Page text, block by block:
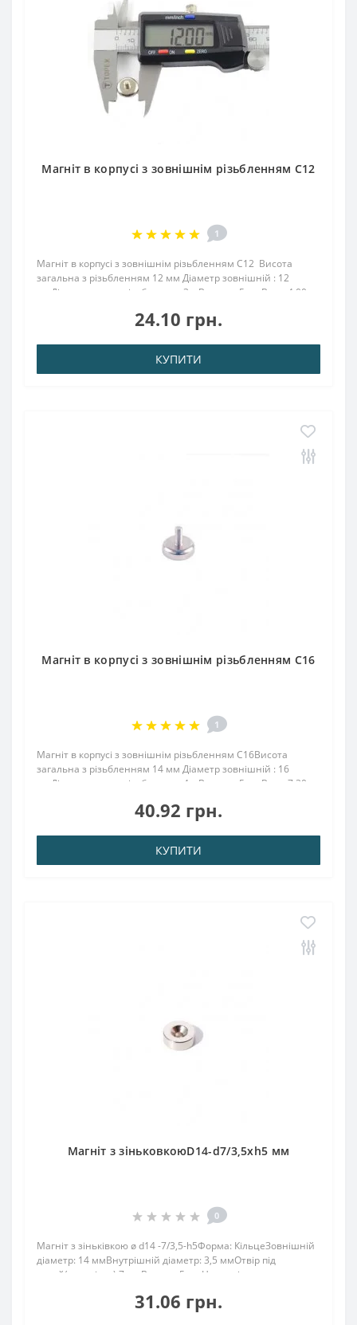
Магніт в корпусі з зовнішнім різьбленням С12
1
Магніт в корпусі з зовнішнім різьбленням С12 Висота
загальна з різьбленням 12 мм Діаметр зовнішній : 12
ммДіаметр внутр. різьблення : 3.мВисота : 5 ммВага: 4,00
24.10 грн.
КУПИТИ
Магніт в корпусі з зовнішнім різьбленням С16
1
Магніт в корпусі з зовнішнім різьбленням С16Висота
загальна з різьбленням 14 мм Діаметр зовнішній : 16
ммДіаметр внутр. різьблення : 4.мВисота : 5 ммВага: 7,30
прибл .: 7.00 кгТемпература:..40.92 грн.
КУПИТИ
Магніт з зіньковкоюD14-d7/3,5хh5 мм
0
Магніт з зіньківкою ø d14 -7/3,5-h5Форма: КільцеЗовнішній
діаметр: 14 ммВнутрішній діаметр: 3,5 ммОтвір під
потай(зеньківка) 7 ммВисота: 5 ммНамагнічення:
N38Зчеплення прибл .: 2,00 кгТемпе..
31.06 грн.